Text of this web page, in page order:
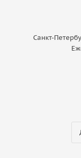
Санкт-